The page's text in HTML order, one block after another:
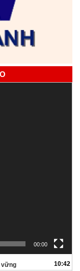
00:00
vững 10:42